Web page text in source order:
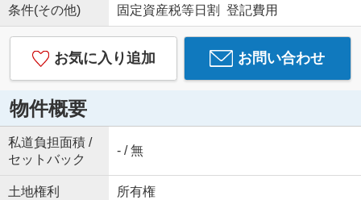
条件(その他) 固定資産税等日割 登記費用
お気に入り追加 お問い合わせ
物件概要
私道負担面積 /
セットバック
- / 無
土地権利 所有権